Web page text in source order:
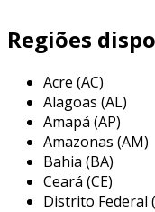
proporciona uma
tornando-a ideal
proteção em
além de garantir a
eletrocalha
alternativa
instalação e facilita a
versatilidade faz
Regiões
Acre (AC)
Alagoas (AL)
Amapá (AP)
Amazonas (AM)
Bahia (BA)
Ceará (CE)
Distrito Federal